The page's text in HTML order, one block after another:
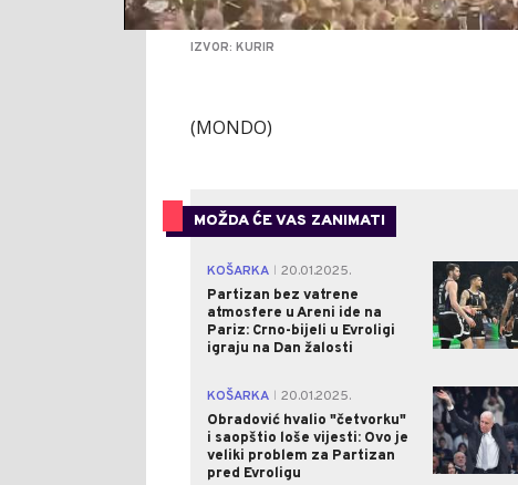
IZVOR: KURIR
(MONDO)
MOŽDA ĆE VAS ZANIMATI
KOŠARKA
20.01.2025.
Partizan bez vatrene
atmosfere u Areni ide na
Pariz: Crno-bijeli u Evroligi
igraju na Dan žalosti
KOŠARKA
20.01.2025.
Obradović hvalio "četvorku"
i saopštio loše vijesti: Ovo je
veliki problem za Partizan
pred Evroligu